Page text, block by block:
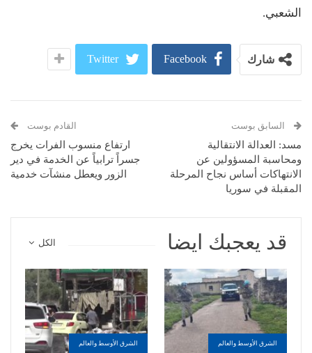
الشعبي.
شارك Facebook
Twitter
السابق بوست
مسد: العدالة الانتقالية
ومحاسبة المسؤولين عن
الانتهاكات أساس نجاح المرحلة
المقبلة في سوريا
القادم بوست
ارتفاع منسوب الفرات يخرج
جسراً ترابياً عن الخدمة في دير
الزور ويعطل منشآت خدمية
الكل قد يعجبك ايضا
الشرق الأوسط والعالم الشرق الأوسط والعالم